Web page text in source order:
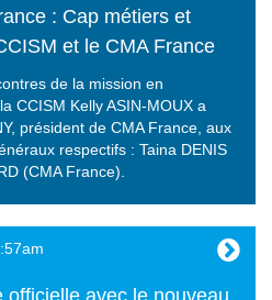
: Cap métiers et
et le CMA France
de la mission en
CCISM Kelly ASIN-MOUX a
président de CMA France, aux
respectifs : Taina DENIS
(CMA France).
officielle avec le nouveau